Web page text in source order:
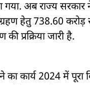
गया. अब राज्य
हेतु 738.60
प्रक्रिया जारी है.
का कार्य 2024 में